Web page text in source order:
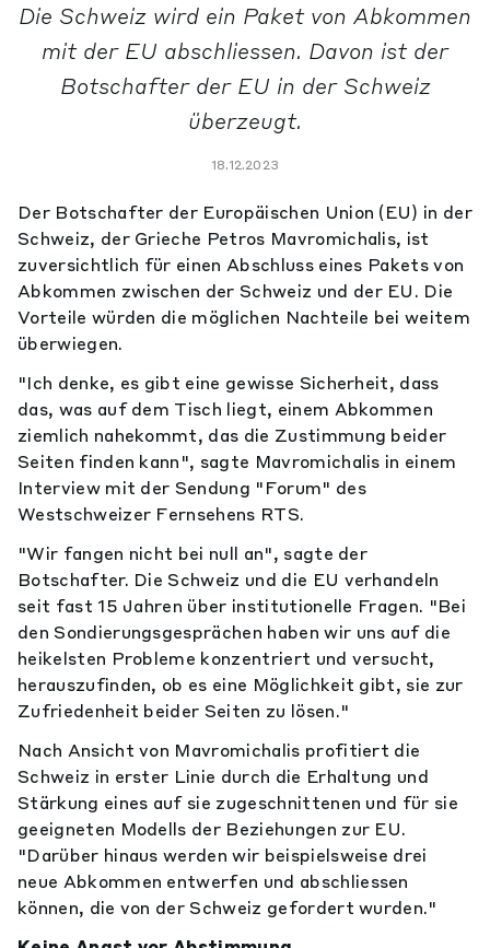
Die Schweiz wird ein Paket von Abkommen
mit der EU abschliessen. Davon ist der
Botschafter der EU in der Schweiz
überzeugt.
18.12.2023
Der Botschafter der Europäischen Union (EU) in der
Schweiz, der Grieche Petros Mavromichalis, ist
zuversichtlich für einen Abschluss eines Pakets von
Abkommen zwischen der Schweiz und der EU. Die
Vorteile würden die möglichen Nachteile bei weitem
überwiegen.
"Ich denke, es gibt eine gewisse Sicherheit, dass
das, was auf dem Tisch liegt, einem Abkommen
ziemlich nahekommt, das die Zustimmung beider
Seiten finden kann", sagte Mavromichalis in einem
Interview mit der Sendung "Forum" des
Westschweizer Fernsehens RTS.
"Wir fangen nicht bei null an", sagte der
Botschafter. Die Schweiz und die EU verhandeln
seit fast 15 Jahren über institutionelle Fragen. "Bei
den Sondierungsgesprächen haben wir uns auf die
heikelsten Probleme konzentriert und versucht,
herauszufinden, ob es eine Möglichkeit gibt, sie zur
Zufriedenheit beider Seiten zu lösen."
Nach Ansicht von Mavromichalis profitiert die
Schweiz in erster Linie durch die Erhaltung und
Stärkung eines auf sie zugeschnittenen und für sie
geeigneten Modells der Beziehungen zur EU.
"Darüber hinaus werden wir beispielsweise drei
neue Abkommen entwerfen und abschliessen
können, die von der Schweiz gefordert wurden."